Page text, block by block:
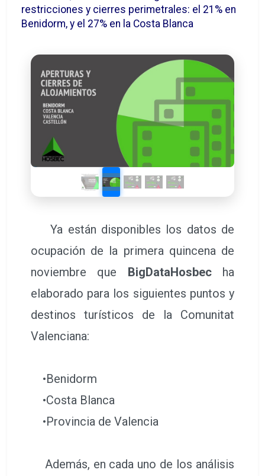
restricciones y cierres perimetrales: el 21% en
Benidorm, y el 27% en la Costa Blanca
Ya están disponibles los datos de
ocupación de la primera quincena de
noviembre que BigDataHosbecha
elaborado para los siguientes puntos y
destinos turísticos de la Comunitat
Valenciana:
•Benidorm
•Costa Blanca
•Provincia de Valencia
Además, en cada uno de los análisis